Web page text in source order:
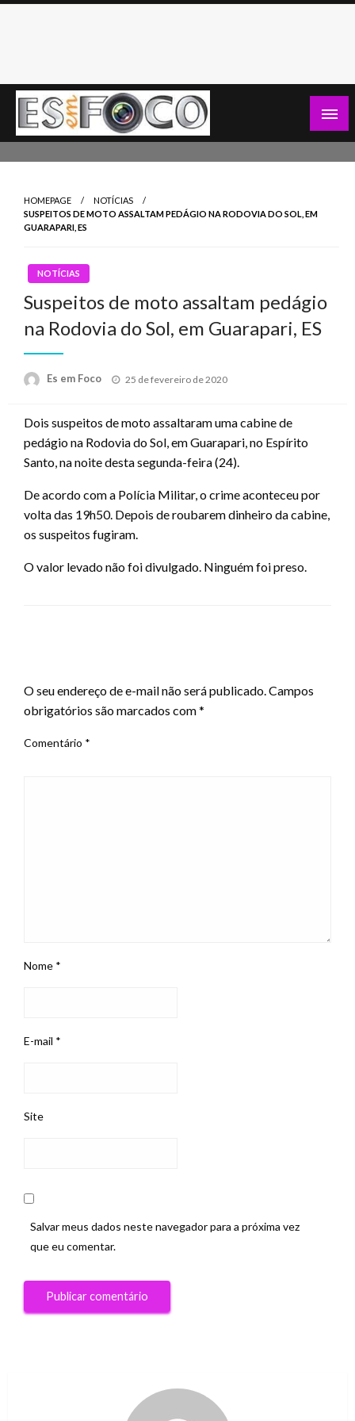
Skip
HOMEPAGE
NOTÍCIAS
SUSPEITOS DE MOTO ASSALTAM PEDÁGIO NA RODOVIA DO SOL, EM
GUARAPARI, ES
NOTÍCIAS
Suspeitos de moto assaltam pedágio
na Rodovia do Sol, em Guarapari, ES
Es em Foco
Posted
25 de fevereiro de 2020
Dois suspeitos de moto assaltaram uma cabine de
pedágio na Rodovia do Sol, em Guarapari, no Espírito
Santo, na noite desta segunda-feira (24).
De acordo com a Polícia Militar, o crime aconteceu por
volta das 19h50. Depois de roubarem dinheiro da cabine,
os suspeitos fugiram.
O valor levado não foi divulgado. Ninguém foi preso.
O seu endereço de e-mail não será publicado.Campos
obrigatórios são marcados com*
Comentário *
Nome *
E-mail *
Site
Salvar meus dados neste navegador para a próxima vez
que eu comentar.